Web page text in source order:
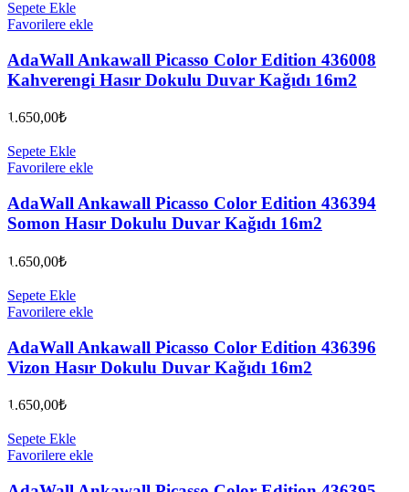
Sepete Ekle
Favorilere ekle
AdaWall Ankawall Picasso Color Edition 436008
Kahverengi Hasır Dokulu Duvar Kağıdı 16m2
1.650,00₺
Sepete Ekle
Favorilere ekle
AdaWall Ankawall Picasso Color Edition 436394
Somon Hasır Dokulu Duvar Kağıdı 16m2
1.650,00₺
Sepete Ekle
Favorilere ekle
AdaWall Ankawall Picasso Color Edition 436396
Vizon Hasır Dokulu Duvar Kağıdı 16m2
1.650,00₺
Sepete Ekle
Favorilere ekle